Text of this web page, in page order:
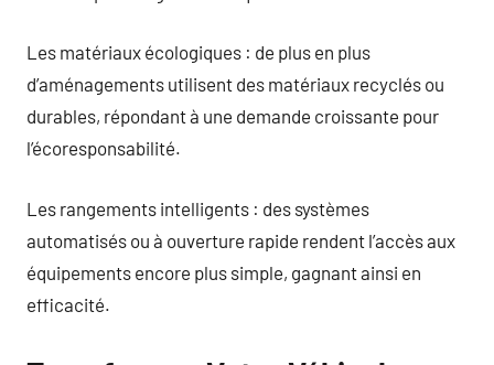
Les matériaux écologiques : de plus en plus
d’aménagements utilisent des matériaux recyclés ou
durables, répondant à une demande croissante pour
l’écoresponsabilité.
Les rangements intelligents : des systèmes
automatisés ou à ouverture rapide rendent l’accès aux
équipements encore plus simple, gagnant ainsi en
efficacité.